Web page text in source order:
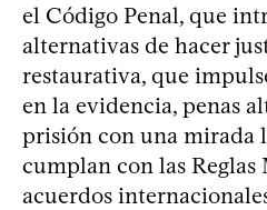
el Código Penal, que
alternativas de hacer
restaurativa, que
en la evidencia, penas
prisión con una mirada
cumplan con las Reglas
acuerdos